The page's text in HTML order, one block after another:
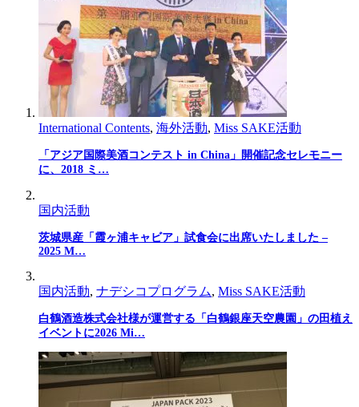
International Contents, 海外活動, Miss SAKE活動
「アジア国際美酒コンテスト in China」開催記念セレモニー
に、2018 ミ…
国内活動
茨城県産「霞ヶ浦キャビア」試食会に出席いたしました –
2025 M…
国内活動, ナデシコプログラム, Miss SAKE活動
白鶴酒造株式会社様が運営する「白鶴銀座天空農園」の田植え
イベントに2026 Mi…